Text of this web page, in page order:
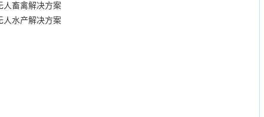
人畜禽解决方案
人水产解决方案